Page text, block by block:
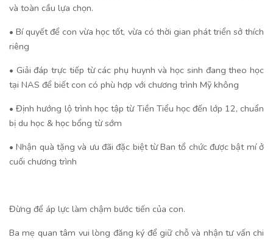
và toàn cầu lựa chọn.
• Bí quyết để con vừa học tốt, vừa có thời gian phát triển sở thích
riêng
• Giải đáp trực tiếp từ các phụ huynh và học sinh đang theo học
tại NAS để biết con có phù hợp với chương trình Mỹ không
• Định hướng lộ trình học tập từ Tiền Tiểu học đến lớp 12, chuẩn
bị du học & học bổng từ sớm
• Nhận quà tặng và ưu đãi đặc biệt từ Ban tổ chức được bật mí ở
cuối chương trình
Đừng để áp lực làm chậm bước tiến của con.
Ba mẹ quan tâm vui lòng đăng ký để giữ chỗ và nhận tư vấn chi